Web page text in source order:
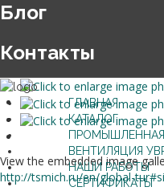
Блог
Контакты
ГЛАВНАЯ
КАТАЛОГ
ВЕНТИЛЯЦИЯ
НАШИ РАБОТЫ
СЕРТИФИКАТЫ
View the embedded image
http://tsmich.ru/en/global-